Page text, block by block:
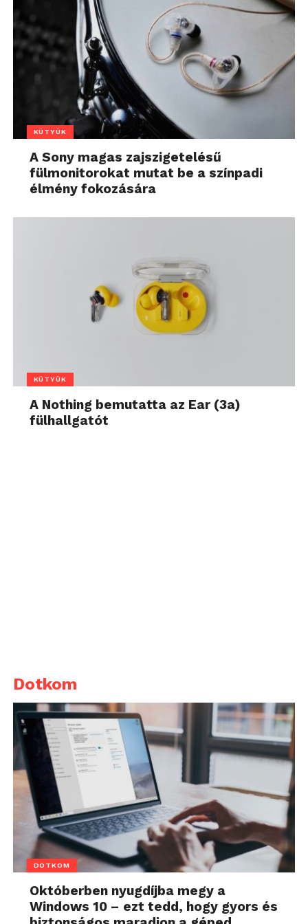
KÜTYÜK
A Sony magas zajszigetelésű
fülmonitorokat mutat be a színpadi
élmény fokozására
KÜTYÜK
A Nothing bemutatta az Ear (3a)
fülhallgatót
Dotkom
DOTKOM
Októberben nyugdíjba megy a
Windows 10 – ezt tedd, hogy gyors és